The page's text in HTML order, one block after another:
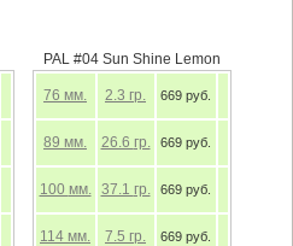
PAL #04 Sun Shine Lemon
76 мм. 2.3 гр. 669 руб.
89 мм. 26.6 гр. 669 руб.
100 мм. 37.1 гр. 669 руб.
114 мм. 7.5 гр. 669 руб.